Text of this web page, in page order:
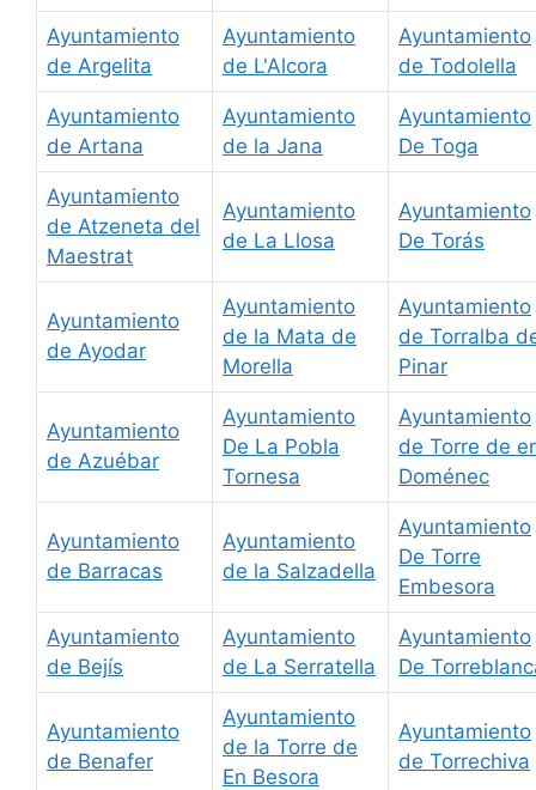
Ayuntamiento
de Argelita
Ayuntamiento
de L'Alcora
Ayuntamiento
de Todolella
Ayuntamiento
de Artana
Ayuntamiento
de la Jana
Ayuntamiento
De Toga
Ayuntamiento
de Atzeneta del
Maestrat
Ayuntamiento
de La Llosa
Ayuntamiento
De Torás
Ayuntamiento
de Ayodar
Ayuntamiento
de la Mata de
Morella
Ayuntamiento
de Torralba
Pinar
Ayuntamiento
de Azuébar
Ayuntamiento
De La Pobla
Tornesa
Ayuntamiento
de Torre de
Doménec
Ayuntamiento
de Barracas
Ayuntamiento
de la Salzadella
Ayuntamiento
De Torre
Embesora
Ayuntamiento
de Bejís
Ayuntamiento
de La Serratella
Ayuntamiento
De
Ayuntamiento
de Benafer
Ayuntamiento
de la Torre de
En Besora
Ayuntamiento
de Torrechiva